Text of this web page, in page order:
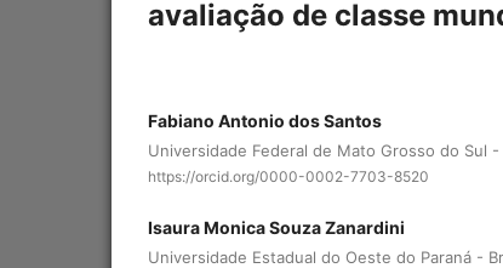
avaliação de classe
Fabiano Antonio dos Santos
Universidade Federal de Mato Grosso do Sul -
https://orcid.org/0000-0002-7703-8520
Isaura Monica Souza Zanardini
Universidade Estadual do Oeste do Paraná -